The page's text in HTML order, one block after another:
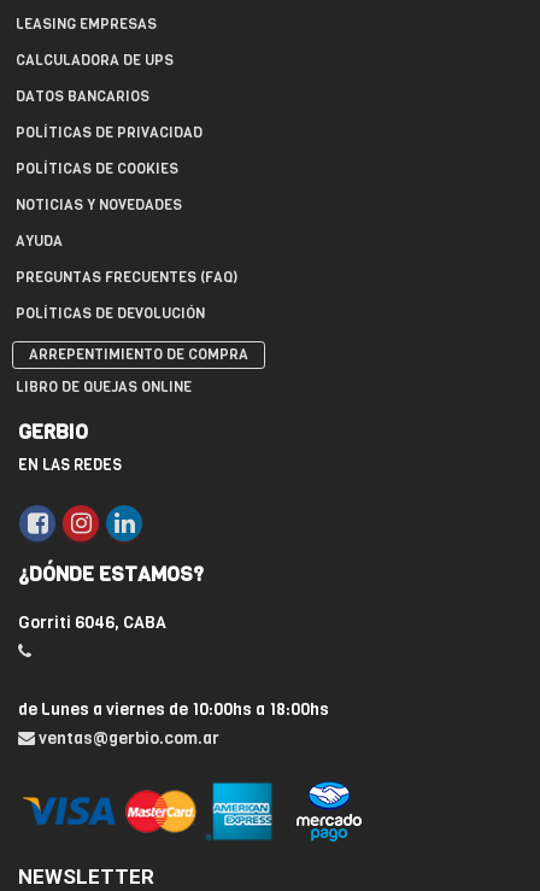
LEASING EMPRESAS
CALCULADORA DE UPS
DATOS BANCARIOS
POLÍTICAS DE PRIVACIDAD
POLÍTICAS DE COOKIES
NOTICIAS Y NOVEDADES
AYUDA
PREGUNTAS FRECUENTES (FAQ)
POLÍTICAS DE DEVOLUCIÓN
ARREPENTIMIENTO DE COMPRA
LIBRO DE QUEJAS ONLINE
GERBIO
EN LAS REDES
¿DÓNDE ESTAMOS?
Gorriti 6046, CABA
de Lunes a viernes de 10:00hs a 18:00hs
ventas@gerbio.com.ar
NEWSLETTER